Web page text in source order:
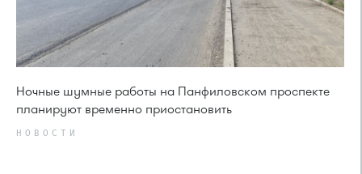
Ночные шумные работы на Панфиловском проспекте
планируют временно приостановить
НОВОСТИ